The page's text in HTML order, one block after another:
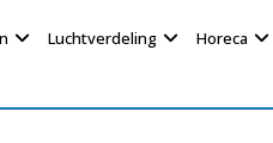
Luchtverdeling Horeca